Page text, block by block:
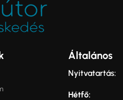
Általános
Nyitvatartás:
Hétfő: